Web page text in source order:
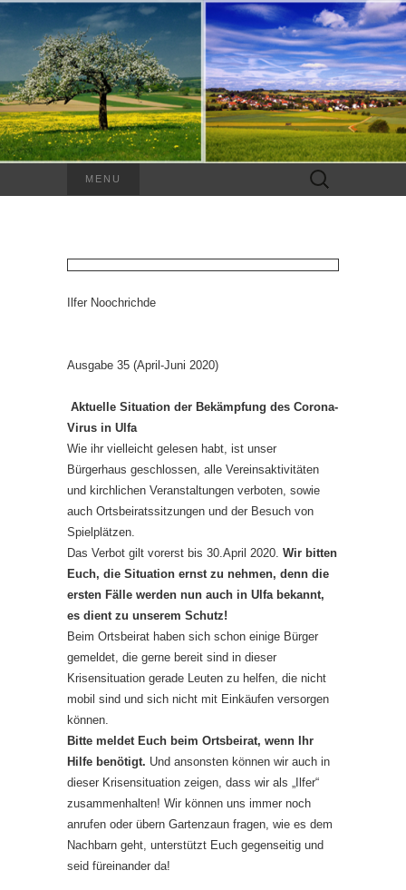
MENU
Suchen
nach:
Ilfer Noochrichde
Ausgabe 35 (April-Juni 2020)
Aktuelle Situation der Bekämpfung des Corona-
Virus in Ulfa
Wie ihr vielleicht gelesen habt, ist unser
Bürgerhaus geschlossen, alle Vereinsaktivitäten
und kirchlichen Veranstaltungen verboten, sowie
auch Ortsbeiratssitzungen und der Besuch von
Spielplätzen.
Das Verbot gilt vorerst bis 30.April 2020. Wir bitten
Euch, die Situation ernst zu nehmen, denn die
ersten Fälle werden nun auch in Ulfa bekannt,
es dient zu unserem Schutz!
Beim Ortsbeirat haben sich schon einige Bürger
gemeldet, die gerne bereit sind in dieser
Krisensituation gerade Leuten zu helfen, die nicht
mobil sind und sich nicht mit Einkäufen versorgen
können.
Bitte meldet Euch beim Ortsbeirat, wenn Ihr
Hilfe benötigt. Und ansonsten können wir auch in
dieser Krisensituation zeigen, dass wir als „Ilfer“
zusammenhalten! Wir können uns immer noch
anrufen oder übern Gartenzaun fragen, wie es dem
Nachbarn geht, unterstützt Euch gegenseitig und
seid füreinander da!